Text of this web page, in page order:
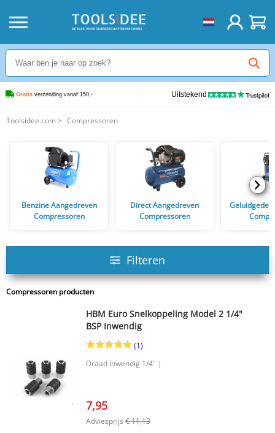
Gratis verzending vanaf 150,- Uitstekend
Toolsidee.com > Compressoren
Benzine Aangedreven
Compressoren
Direct Aangedreven
Compressoren
Filteren
Compressoren producten
HBM Euro Snelkoppeling Model 2 1/4"
BSP Inwendig
(1)
Draad Inwendig 1/4" |
7,95
Adviesprijs € 11,13